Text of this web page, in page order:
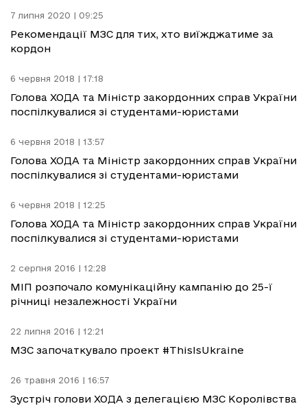
7 липня 2020 | 09:25
Рекомендації МЗС для тих, хто виїжджатиме за
кордон
6 червня 2018 | 17:18
Голова ХОДА та Міністр закордонних справ України
поспілкувалися зі студентами-юристами
6 червня 2018 | 13:57
Голова ХОДА та Міністр закордонних справ України
поспілкувалися зі студентами-юристами
6 червня 2018 | 12:25
Голова ХОДА та Міністр закордонних справ України
поспілкувалися зі студентами-юристами
2 серпня 2016 | 12:28
МІП розпочало комунікаційну кампанію до 25-ї
річниці незалежності України
22 липня 2016 | 12:21
МЗС започаткувало проект #ThisIsUkraine
26 травня 2016 | 16:57
Зустріч голови ХОДА з делегацією МЗС Королівства